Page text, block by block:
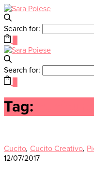
Search for:
Search for:
Tag:
Cucito, Cucito Creativo,
12/07/2017